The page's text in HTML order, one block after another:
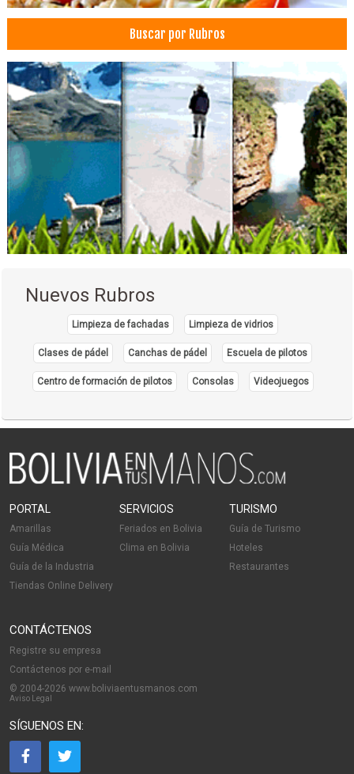
Buscar por Rubros
Nuevos Rubros
Limpieza de fachadas Limpieza de vidrios
Clases de pádel Canchas de pádel Escuela de pilotos
Centro de formación de pilotos Consolas Videojuegos
PORTAL
Amarillas
Guía Médica
Guía de la Industria
Tiendas Online Delivery
SERVICIOS
Feriados en Bolivia
Clima en Bolivia
TURISMO
Guía de Turismo
Hoteles
Restaurantes
CONTÁCTENOS
Registre su empresa
Contáctenos por e-mail
© 2004-2026 www.boliviaentusmanos.com
Aviso Legal
SÍGUENOS EN: